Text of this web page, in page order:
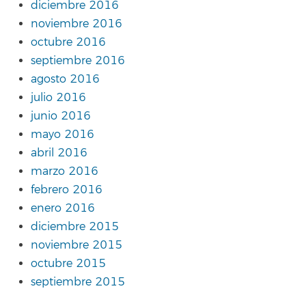
diciembre 2016
noviembre 2016
octubre 2016
septiembre 2016
agosto 2016
julio 2016
junio 2016
mayo 2016
abril 2016
marzo 2016
febrero 2016
enero 2016
diciembre 2015
noviembre 2015
octubre 2015
septiembre 2015